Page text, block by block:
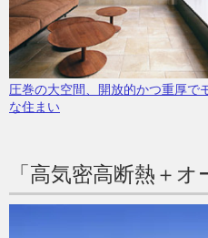
圧巻の大空間、開放的かつ重厚で
な住まい
「高気密高断熱＋